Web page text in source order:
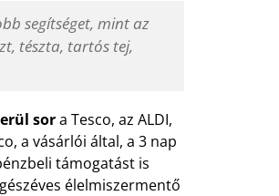
segítséget, mint az
tészta, tartós tej,
sora Tesco, az ALDI,
a vásárlói által, a 3 nap
támogatást is
élelmiszermentő